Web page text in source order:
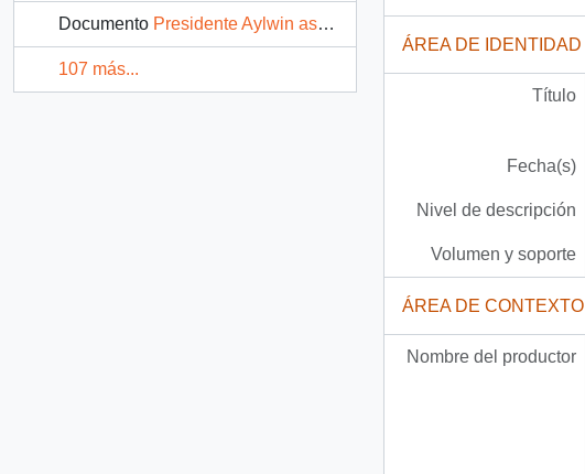
Documento Presidente Aylwin asiste a Ceremonia de Premiación de la Minería : video
107 más...
ÁREA DE IDENTIDAD
Título
Fecha(s)
Nivel de descripción
Volumen y soporte
ÁREA DE CONTEXTO
Nombre del productor